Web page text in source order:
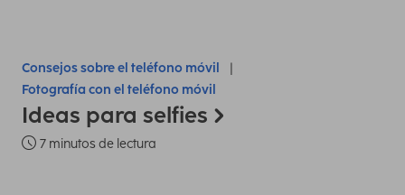
Consejos sobre el teléfono móvil
Fotografía con el teléfono móvil
Ideas para selfies
7 minutos de lectura